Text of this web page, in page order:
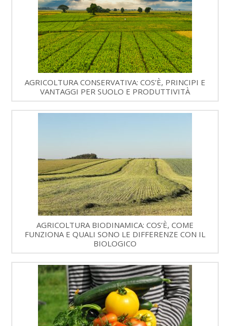
AGRICOLTURA CONSERVATIVA: COS’È, PRINCIPI E
VANTAGGI PER SUOLO E PRODUTTIVITÀ
AGRICOLTURA BIODINAMICA: COS’È, COME
FUNZIONA E QUALI SONO LE DIFFERENZE CON IL
BIOLOGICO